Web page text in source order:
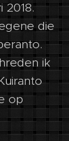
2018.
die
ik
op